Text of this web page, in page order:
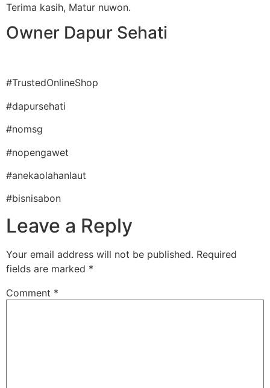
Terima kasih, Matur nuwon.
Owner Dapur Sehati
#TrustedOnlineShop
#dapursehati
#nomsg
#nopengawet
#anekaolahanlaut
#bisnisabon
Leave a Reply
Your email address will not be published. Required
fields are marked *
Comment *